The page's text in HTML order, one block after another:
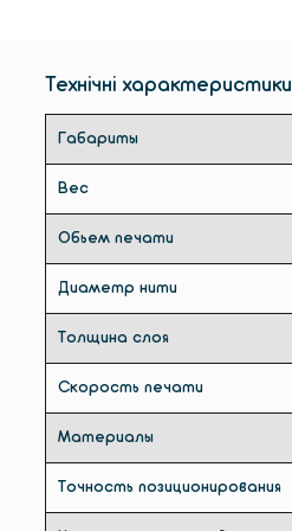
Технічні характеристики
Габариты
Вес
Обьем печати
Диаметр нити
Толщина слоя
Скорость печати
Материалы
Точность позиционирования